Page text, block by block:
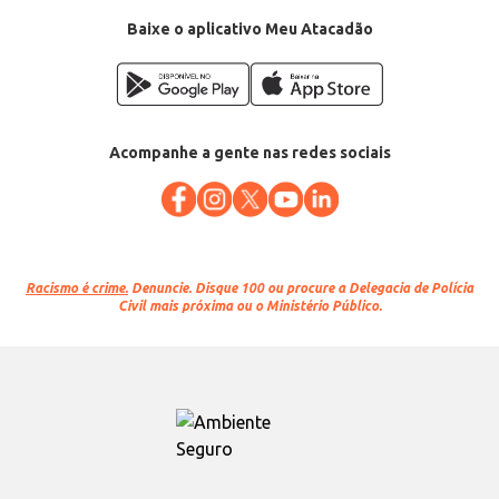
Baixe o aplicativo Meu Atacadão
Acompanhe a gente nas redes sociais
Racismo é crime. Denuncie. Disque 100 ou procure a Delegacia de Polícia
Civil mais próxima ou o Ministério Público.